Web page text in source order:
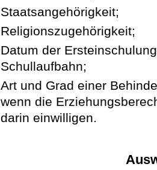
Staatsangehörigkeit;
Religionszugehörigkeit;
Datum der
Schullaufbahn;
Art und Grad einer
wenn die
darin einwilligen.